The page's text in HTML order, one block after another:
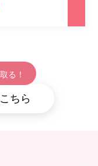
る！
ちら